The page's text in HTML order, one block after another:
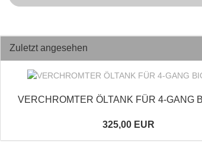
Zuletzt angesehen
VERCHROMTER ÖLTANK FÜR 4-GANG
325,00 EUR